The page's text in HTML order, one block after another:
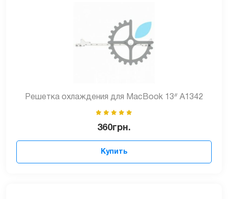
Решетка охлаждения для MacBook 13ᐥ A1342
360грн.
Купить